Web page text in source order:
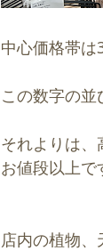
中心価格帯は
この数字の
それよりは、
お値段以上で
店内の植物、